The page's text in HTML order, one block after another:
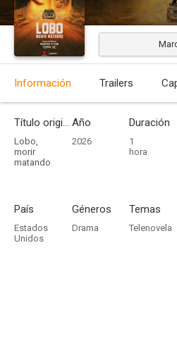
Información Trailers
Título original
Lobo,
morir
matando
Año
2026
Duración
1
hora
País
Estados
Unidos
Géneros
Drama
Temas
Telenovela